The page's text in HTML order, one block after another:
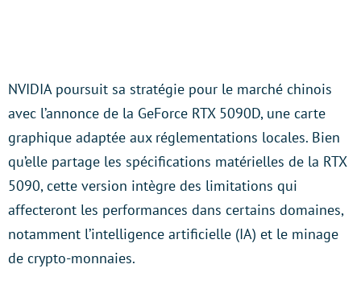
NVIDIA poursuit sa stratégie pour le marché chinois
avec l’annonce de la GeForce RTX 5090D, une carte
graphique adaptée aux réglementations locales. Bien
qu’elle partage les spécifications matérielles de la RTX
5090, cette version intègre des limitations qui
affecteront les performances dans certains domaines,
notamment l’intelligence artificielle (IA) et le minage
de crypto-monnaies.